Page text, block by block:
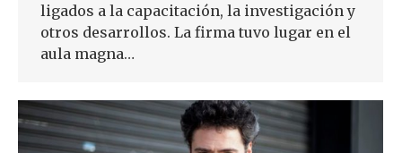
ligados a la capacitación, la investigación y
otros desarrollos. La firma tuvo lugar en el
aula magna…